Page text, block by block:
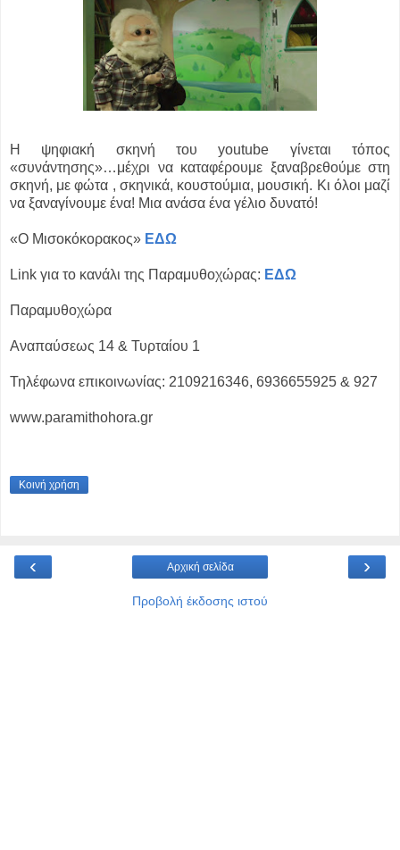
Η ψηφιακή σκηνή του youtube γίνεται τόπος
«συνάντησης»…μέχρι να καταφέρουμε ξαναβρεθούμε στη
σκηνή, με φώτα , σκηνικά, κουστούμια, μουσική. Κι όλοι μαζί
να ξαναγίνουμε ένα! Μια ανάσα ένα γέλιο δυνατό!
«Ο Μισοκόκορακος» ΕΔΩ
Link για το κανάλι της Παραμυθοχώρας: ΕΔΩ
Παραμυθοχώρα
Αναπαύσεως 14 & Τυρταίου 1
Τηλέφωνα επικοινωνίας: 2109216346, 6936655925 & 927
www.paramithohora.gr
Κοινή χρήση
‹ ›
Αρχική σελίδα
Προβολή έκδοσης ιστού